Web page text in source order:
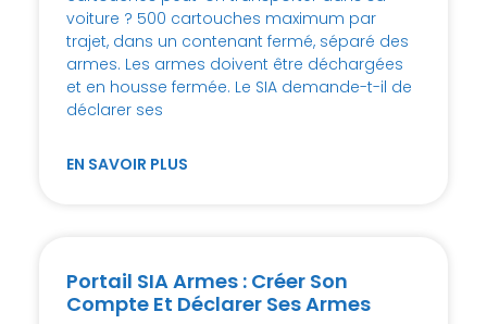
voiture ? 500 cartouches maximum par
trajet, dans un contenant fermé, séparé des
armes. Les armes doivent être déchargées
et en housse fermée. Le SIA demande-t-il de
déclarer ses
EN SAVOIR PLUS
Portail SIA Armes : Créer Son
Compte Et Déclarer Ses Armes